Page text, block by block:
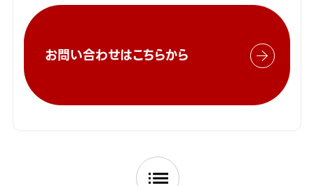
お問い合わせはこちらから